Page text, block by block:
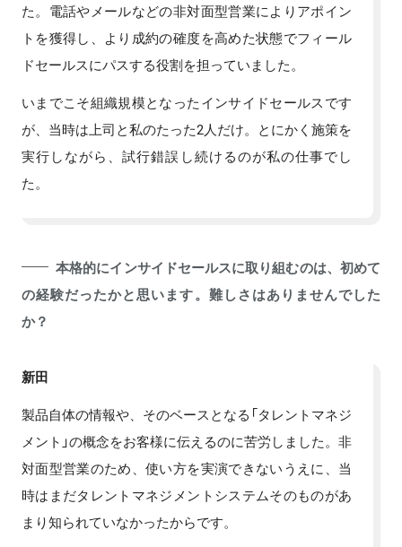
た。電話やメールなどの非対面型営業によりアポイン
トを獲得し、より成約の確度を高めた状態でフィール
ドセールスにパスする役割を担っていました。
いまでこそ組織規模となったインサイドセールスです
が、当時は上司と私のたった2人だけ。とにかく施策を
実行しながら、試行錯誤し続けるのが私の仕事でし
た。
本格的にインサイドセールスに取り組むのは、初めて
の経験だったかと思います。難しさはありませんでした
か？
新田
製品自体の情報や、そのベースとなる「タレントマネジ
メント」の概念をお客様に伝えるのに苦労しました。非
対面型営業のため、使い方を実演できないうえに、当
時はまだタレントマネジメントシステムそのものがあ
まり知られていなかったからです。